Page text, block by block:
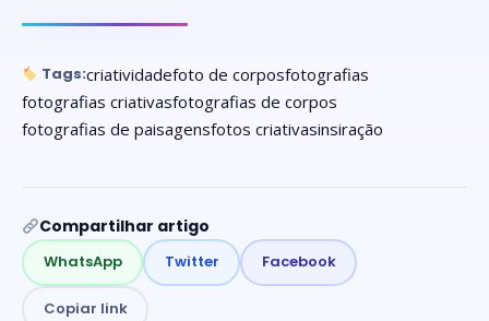
Tags:criatividadefoto de corposfotografias
fotografias criativasfotografias de corpos
fotografias de paisagensfotos criativasinsiração
Compartilhar artigo
WhatsApp Twitter Facebook
Copiar link